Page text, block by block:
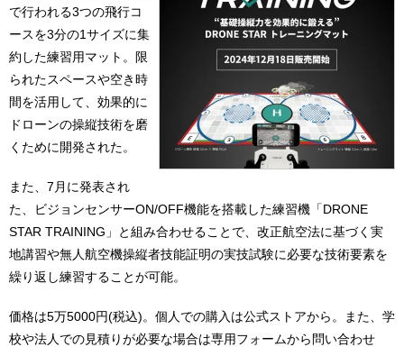
で行われる3つの飛行コ
ースを3分の1サイズに集
約した練習用マット。限
られたスペースや空き時
間を活用して、効果的に
ドローンの操縦技術を磨
くために開発された。
また、7月に発表され
た、ビジョンセンサーON/OFF機能を搭載した練習機「DRONE
STAR TRAINING」と組み合わせることで、改正航空法に基づく実
地講習や無人航空機操縦者技能証明の実技試験に必要な技術要素を
繰り返し練習することが可能。
価格は5万5000円(税込)。個人での購入は公式ストアから。また、学
校や法人での見積りが必要な場合は専用フォームから問い合わせ